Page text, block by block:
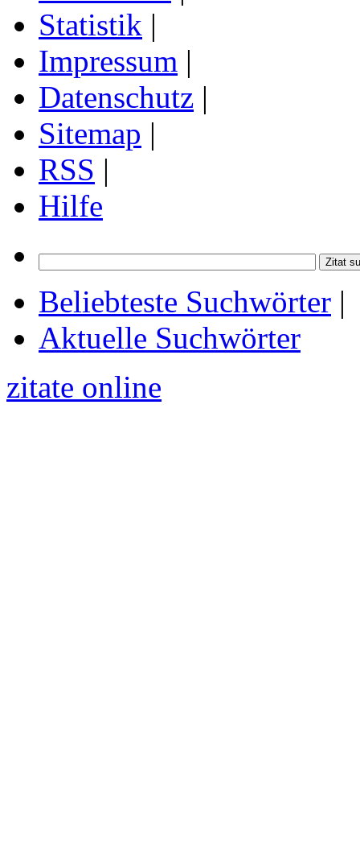
Statistik |
Impressum |
Datenschutz |
Sitemap |
RSS |
Hilfe
Beliebteste Suchwörter |
Aktuelle Suchwörter
zitate online